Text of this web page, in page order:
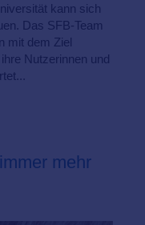
kann sich
Das SFB-Team
mit dem Ziel
Nutzerinnen und
mehr